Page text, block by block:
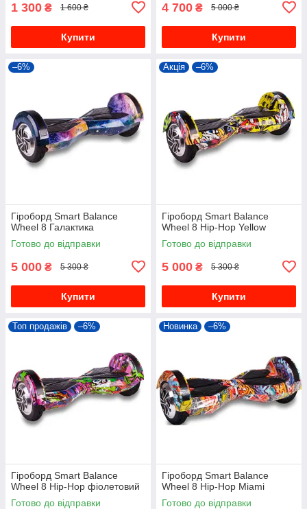
1 300 ₴ 1 600 ₴
Купити
4 700 ₴ 5 000 ₴
Купити
–6%
Гіроборд Smart Balance
Wheel 8 Галактика
Готово до відправки
5 000 ₴ 5 300 ₴
Купити
Акція –6%
Гіроборд Smart Balance
Wheel 8 Hip-Hop Yellow
Готово до відправки
5 000 ₴ 5 300 ₴
Купити
Топ продажів –6%
Гіроборд Smart Balance
Wheel 8 Hip-Hop фіолетовий
Готово до відправки
Новинка –6%
Гіроборд Smart Balance
Wheel 8 Hip-Hop Miami
Готово до відправки